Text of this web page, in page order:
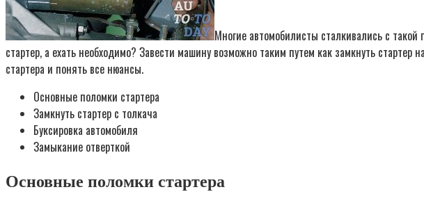
Многие автомобилисты сталкивались с
стартер, а ехать необходимо? Завести машину возможно таким путем как замкнуть
стартера и понять все нюансы.
Основные поломки стартера
Замкнуть стартер с толкача
Буксировка автомобиля
Замыкание отверткой
Основные поломки стартера